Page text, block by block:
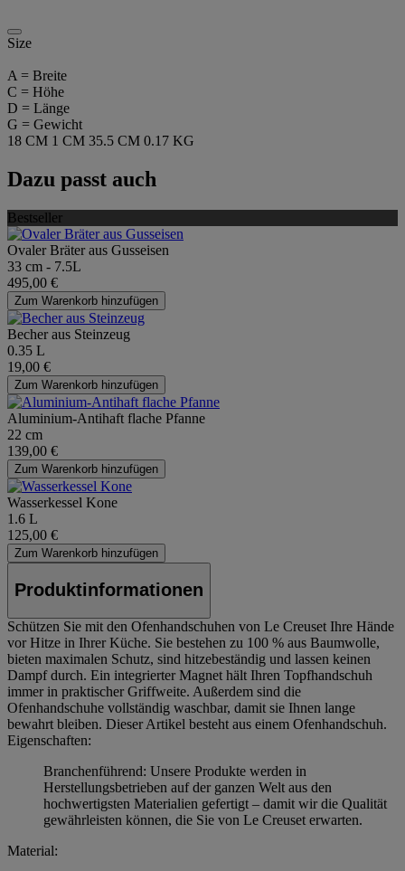
Size
A = Breite
C = Höhe
D = Länge
G = Gewicht
18 CM 1 CM 35.5 CM 0.17 KG
Dazu passt auch
Bestseller
Ovaler Bräter aus Gusseisen
33 cm - 7.5L
495,00 €
Zum Warenkorb hinzufügen
Becher aus Steinzeug
0.35 L
19,00 €
Zum Warenkorb hinzufügen
Aluminium-Antihaft flache Pfanne
22 cm
139,00 €
Zum Warenkorb hinzufügen
Wasserkessel Kone
1.6 L
125,00 €
Zum Warenkorb hinzufügen
Produktinformationen
Schützen Sie mit den Ofenhandschuhen von Le Creuset Ihre Hände
vor Hitze in Ihrer Küche. Sie bestehen zu 100 % aus Baumwolle,
bieten maximalen Schutz, sind hitzebeständig und lassen keinen
Dampf durch. Ein integrierter Magnet hält Ihren Topfhandschuh
immer in praktischer Griffweite. Außerdem sind die
Ofenhandschuhe vollständig waschbar, damit sie Ihnen lange
bewahrt bleiben. Dieser Artikel besteht aus einem Ofenhandschuh.
Eigenschaften:
Branchenführend: Unsere Produkte werden in
Herstellungsbetrieben auf der ganzen Welt aus den
hochwertigsten Materialien gefertigt – damit wir die Qualität
gewährleisten können, die Sie von Le Creuset erwarten.
Material: